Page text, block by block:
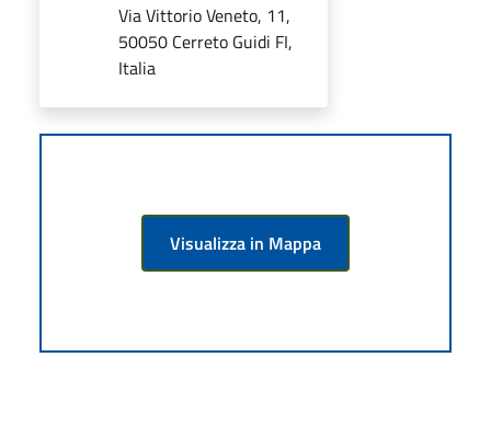
Via Vittorio Veneto, 11,
50050 Cerreto Guidi FI,
Italia
Visualizza in Mappa